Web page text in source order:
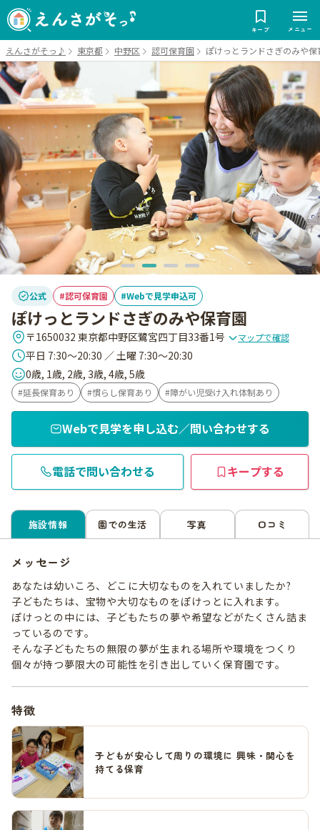
キープ メニュー
えんさがそっ♪ 東京都 中野区 認可保育園 ぽけっとランドさぎのみや保
公式 認可保育園 Webで見学申込可
ぽけっとランドさぎのみや保育園
〒1650032 東京都中野区鷺宮四丁目33番1号 マップで確認
平日 7:30～20:30 ／ 土曜 7:30～20:30
0歳, 1歳, 2歳, 3歳, 4歳, 5歳
延長保育あり 慣らし保育あり 障がい児受け入れ体制あり
Webで見学を申し込む／問い合わせする
電話で問い合わせる キープする
施設情報 園での生活 写真 口コミ
メッセージ
あなたは幼いころ、どこに大切なものを入れていましたか?
子どもたちは、宝物や大切なものをぽけっとに入れます。
ぽけっとの中には、子どもたちの夢や希望などがたくさん詰ま
っているのです。
そんな子どもたちの無限の夢が生まれる場所や環境をつくり
個々が持つ夢限大の可能性を引き出していく保育園です。
特徴
子どもが安心して周りの環境に 興味・関心を
持てる保育